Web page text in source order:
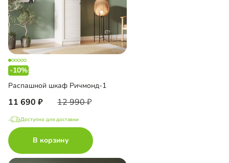
-10%
Распашной шкаф Ричмонд-1
11 690 12 990
Доступно для доставки
В корзину